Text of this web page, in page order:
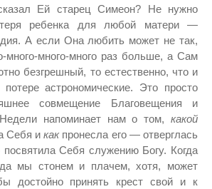
Ей старец Симеон? Не нужно
ребенка для любой матери —
А если Она любить может не так,
много-много-много раз больше, а Сам
безгрешный, то естественно, что и
астрономические. Это просто
совмещение Благовещения и
Недели напоминает нам о том, какой
Себя икакпронесла его — отверглась
Себя служению Богу. Когда
мы стонем и плачем, хотя, может
достойно принять крест свой и к